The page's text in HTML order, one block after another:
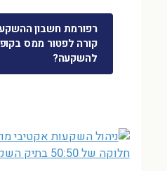
רפורמת חשבון
קורה לפטור ממס
להשקעה?